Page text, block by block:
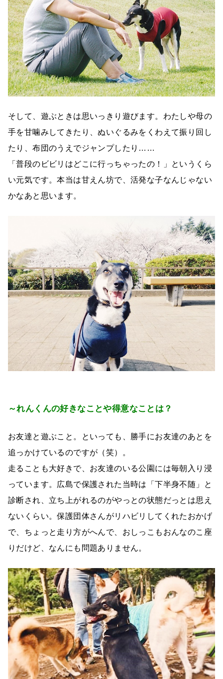
そして、遊ぶときは思いっきり遊びます。わたしや母の
手を甘噛みしてきたり、ぬいぐるみをくわえて振り回し
たり、布団のうえでジャンプしたり……
「普段のビビリはどこに行っちゃったの！」というくら
い元気です。本当は甘えん坊で、活発な子なんじゃない
かなあと思います。
～れんくんの好きなことや得意なことは？
お友達と遊ぶこと。といっても、勝手にお友達のあとを
追っかけているのですが（笑）。
走ることも大好きで、お友達のいる公園には毎朝入り浸
っています。広島で保護された当時は「下半身不随」と
診断され、立ち上がれるのがやっとの状態だっとは思え
ないくらい。保護団体さんがリハビリしてくれたおかげ
で、ちょっと走り方がへんで、おしっこもおんなのこ座
りだけど、なんにも問題ありません。